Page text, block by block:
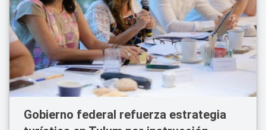
Gobierno federal refuerza estrategia